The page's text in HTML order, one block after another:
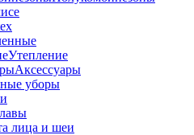
Утепление
Аксессуары
уборы
лица и шеи